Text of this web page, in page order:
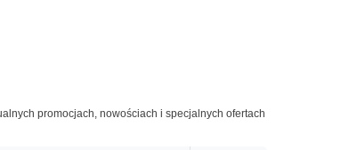
promocjach, nowościach i specjalnych ofertach